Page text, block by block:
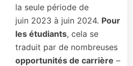
la seule période de
juin 2023 à juin 2024. Pour
les étudiants, cela se
traduit par de nombreuses
opportunités de carrière –